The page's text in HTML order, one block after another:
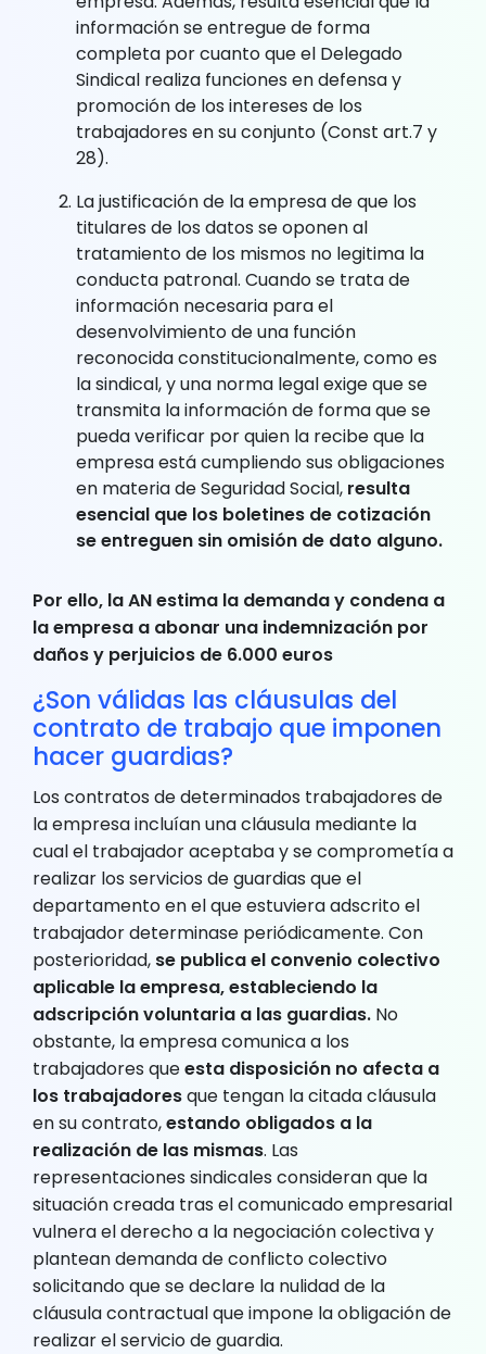
información se entregue de forma
completa por cuanto que el Delegado
Sindical realiza funciones en defensa y
promoción de los intereses de los
trabajadores en su conjunto (Const art.7 y
28).
La justificación de la empresa de que los
titulares de los datos se oponen al
tratamiento de los mismos no legitima la
conducta patronal. Cuando se trata de
información necesaria para el
desenvolvimiento de una función
reconocida constitucionalmente, como es
la sindical, y una norma legal exige que se
transmita la información de forma que se
pueda verificar por quien la recibe que la
empresa está cumpliendo sus obligaciones
en materia de Seguridad Social, resulta
esencial que los boletines de cotización
se entreguen sin omisión de dato alguno.
Por ello, la AN estima la demanda y condena a
la empresa a abonar una indemnización por
daños y perjuicios de 6.000 euros
¿Son válidas las cláusulas del
contrato de trabajo que imponen
hacer guardias?
Los contratos de determinados trabajadores de
la empresa incluían una cláusula mediante la
cual el trabajador aceptaba y se comprometía a
realizar los servicios de guardias que el
departamento en el que estuviera adscrito el
trabajador determinase periódicamente. Con
posterioridad, se publica el convenio colectivo
aplicable la empresa, estableciendo la
adscripción voluntaria a las guardias. No
obstante, la empresa comunica a los
trabajadores queesta disposición no afecta a
los trabajadoresque tengan la citada cláusula
en su contrato,estando obligados a la
realización de las mismas. Las
representaciones sindicales consideran que la
situación creada tras el comunicado empresarial
vulnera el derecho a la negociación colectiva y
plantean demanda de conflicto colectivo
solicitando que se declare la nulidad de la
cláusula contractual que impone la obligación de
realizar el servicio de guardia.